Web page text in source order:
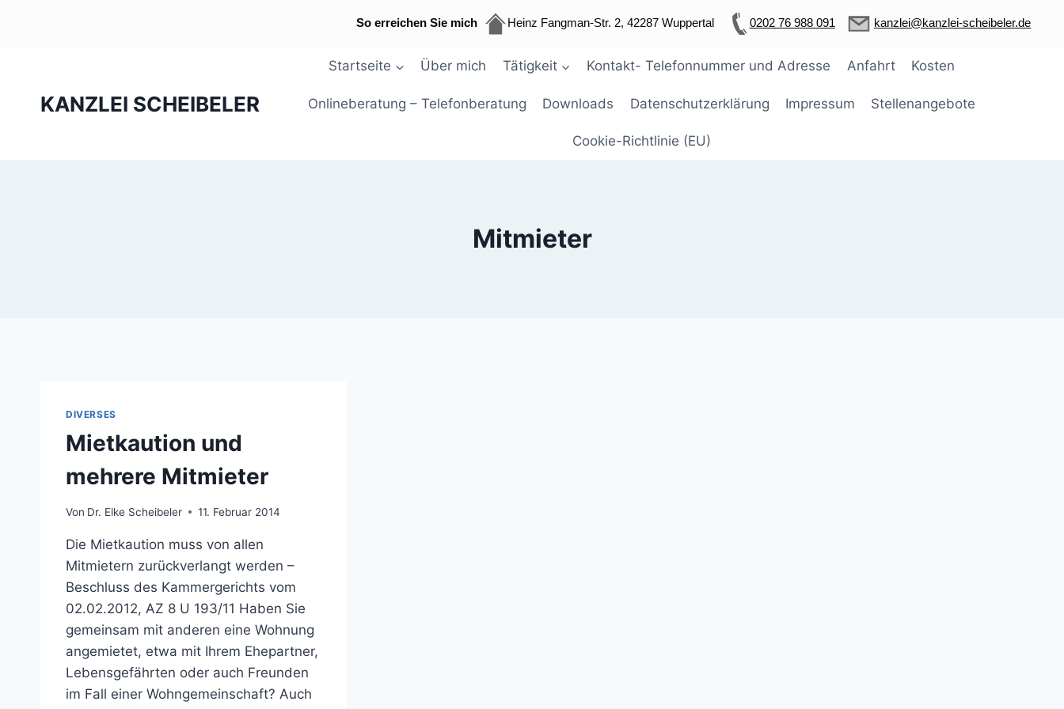
So erreichen Sie mich Heinz Fangman-Str. 2, 42287 Wuppertal 0202 76 988 091 kanzlei@kanzlei-scheibeler.de
springenKANZLEI SCHEIBELER
Startseite Über mich Tätigkeit Kontakt- Telefonnummer und Adresse Anfahrt Kosten
Onlineberatung – Telefonberatung Downloads Datenschutzerklärung Impressum Stellenangebote
Cookie-Richtlinie (EU)
Mitmieter
DIVERSES
Mietkaution und
mehrere Mitmieter
Von Dr. Elke Scheibeler 11. Februar 2014
Die Mietkaution muss von allen
Mitmietern zurückverlangt werden –
Beschluss des Kammergerichts vom
02.02.2012, AZ 8 U 193/11 Haben Sie
gemeinsam mit anderen eine Wohnung
angemietet, etwa mit Ihrem Ehepartner,
Lebensgefährten oder auch Freunden
im Fall einer Wohngemeinschaft? Auch